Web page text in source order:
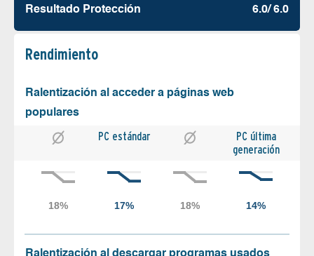
Resultado Protección 6.0/ 6.0
Rendimiento
Ralentización al acceder a páginas web
populares
PC estándar
PC última
generación